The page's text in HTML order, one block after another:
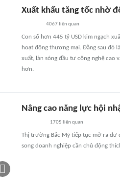
Xuất khẩu tăng tốc nhờ
4067 liên quan
Con số hơn 445 tỷ USD kim ngạch
hoạt động thương mại. Đằng sau đó
xuất, làn sóng đầu tư công nghệ cao
hơn.
Nâng cao năng lực hội
1705 liên quan
Thị trường Bắc Mỹ tiếp tục mở ra dư
song doanh nghiệp cần chủ động